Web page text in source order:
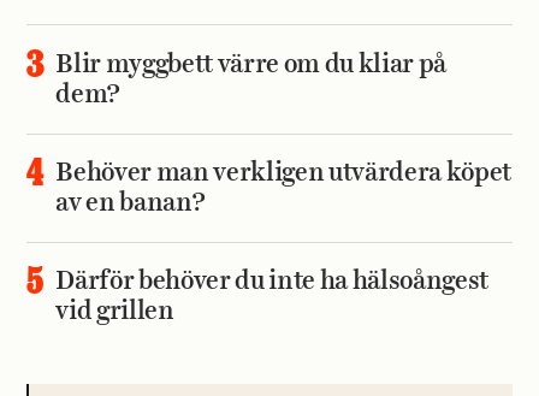
Blir myggbett värre om du kliar på
dem?
Behöver man verkligen utvärdera köpet
av en banan?
Därför behöver du inte ha hälsoångest
vid grillen